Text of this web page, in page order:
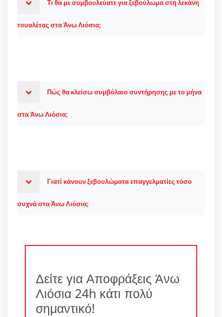
Τι θα με συμβουλεύατε για ξεβούλωμα στη λεκάνη
τουαλέτας στα Άνω Λιόσια;
Πώς θα κλείσω συμβόλαιο συντήρησης με το μήνα
στα Άνω Λιόσια;
Γιατί κάνουν ξεβουλώματα επαγγελματίες τόσο
συχνά στα Άνω Λιόσια;
Δείτε για Αποφράξεις Άνω
Λιόσια 24h κάτι πολύ
σημαντικό!